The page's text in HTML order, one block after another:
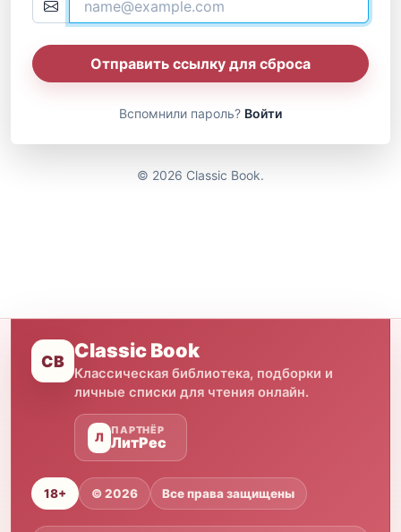
Отправить ссылку для сброса
Вспомнили пароль? Войти
© 2026 Classic Book.
CB Classic Book
Классическая библиотека, подборки и
личные списки для чтения онлайн.
Л
ПАРТНЁР
ЛитРес
18+ © 2026 Все права защищены